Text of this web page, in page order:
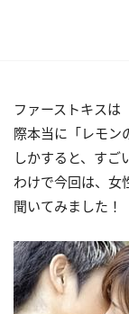
ファーストキスは
際本当に「レモ
しかすると、す
わけで今回は、女
聞いてみました！